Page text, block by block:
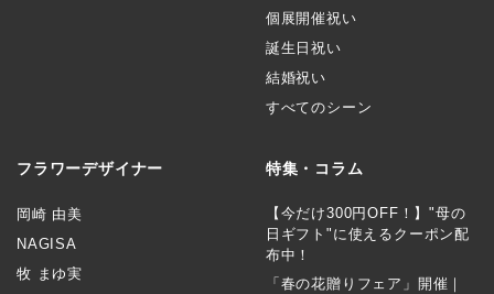
個展開催祝い
誕生日祝い
結婚祝い
すべてのシーン
フラワーデザイナー
岡崎 由美
NAGISA
牧 まゆ実
特集・コラム
【今だけ300円OFF！】"母の
日ギフト"に使えるクーポン配
布中！
「春の花贈りフェア」開催｜